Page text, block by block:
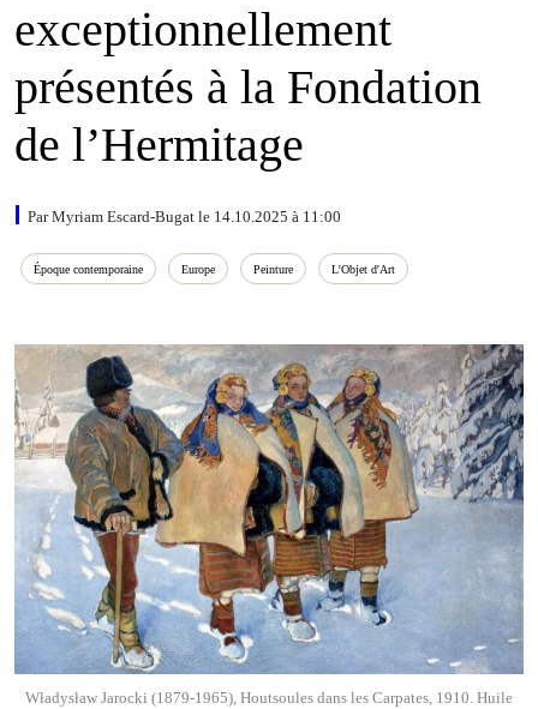
exceptionnellement
présentés à la Fondation
de l’Hermitage
Par Myriam Escard-Bugat le 14.10.2025 à 11:00
Époque contemporaine Europe Peinture L'Objet d'Art
Władysław Jarocki (1879-1965), Houtsoules dans les Carpates, 1910. Huile